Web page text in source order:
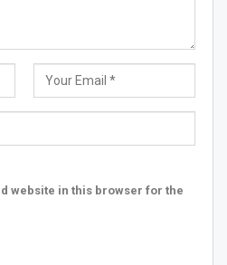
website in this browser for the